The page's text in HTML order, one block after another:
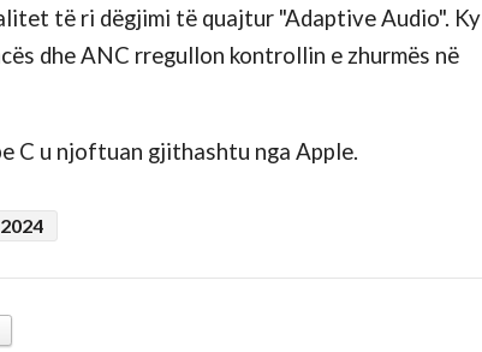
të ri dëgjimi të quajtur "Adaptive Audio". Ky
dhe ANC rregullon kontrollin e zhurmës në
C u njoftuan gjithashtu nga Apple.